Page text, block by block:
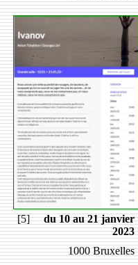
[5]
du 10 au 21 janvier
2023
1000 Bruxelles